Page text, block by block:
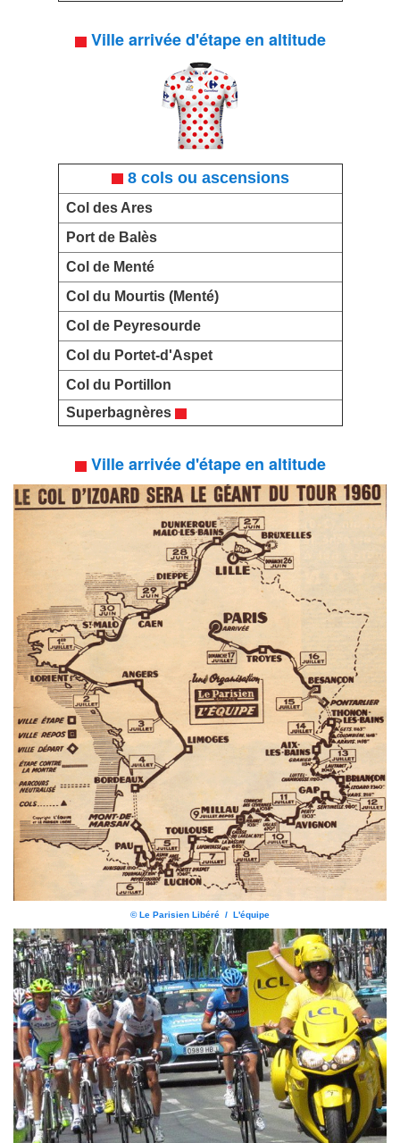
Ville arrivée d'étape en altitude
8 cols ou ascensions
Col des Ares
Port de Balès
Col de Menté
Col du Mourtis (Menté)
Col de Peyresourde
Col du Portet-d'Aspet
Col du Portillon
Superbagnères
Ville arrivée d'étape en altitude
© Le Parisien Libéré / L'équipe